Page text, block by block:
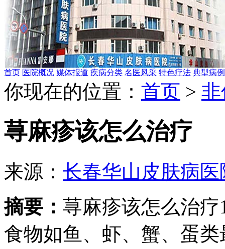
首页 医院概况 媒体报道 疾病分类 名医风采 特色疗法 典型病例
你现在的位置： 首页 >
荨麻疹该怎么治疗
来源： 长春华山皮肤病医
摘要： 荨麻疹该怎么治
食物如鱼、虾、蟹、蛋